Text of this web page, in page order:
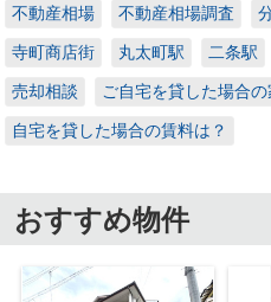
不動産相場 不動産相場調査
寺町商店街 丸太町駅 二条駅
売却相談 ご自宅を貸した場合
自宅を貸した場合の賃料は？
おすすめ物件